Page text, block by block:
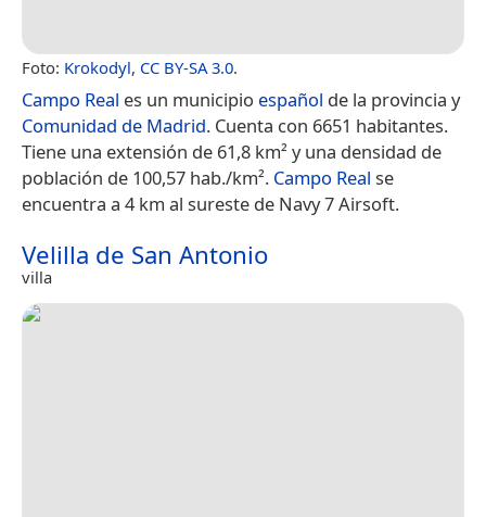
Foto: Krokodyl, CC BY-SA 3.0.
Campo Real es un municipio español de la provincia y
Comunidad de Madrid. Cuenta con 6651 habitantes.
Tiene una extensión de 61,8 km² y una densidad de
población de 100,57 hab./km². Campo Real se
encuentra a 4 km al sureste de Navy 7 Airsoft.
Velilla de San Antonio
villa